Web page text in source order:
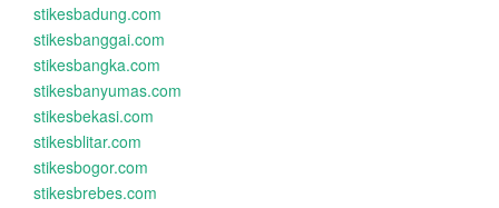
stikesbadung.com
stikesbanggai.com
stikesbangka.com
stikesbanyumas.com
stikesbekasi.com
stikesblitar.com
stikesbogor.com
stikesbrebes.com